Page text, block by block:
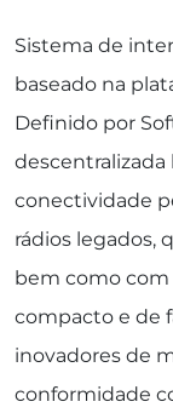
Sistema de
baseado na
Definido por
conectividade
rádios legados,
bem como com
compacto e de
inovadores de
conformidade